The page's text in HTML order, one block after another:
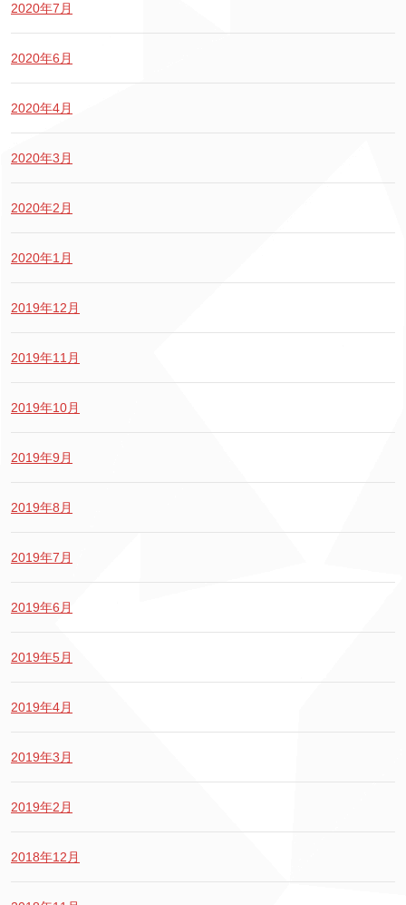
2020年7月
2020年6月
2020年4月
2020年3月
2020年2月
2020年1月
2019年12月
2019年11月
2019年10月
2019年9月
2019年8月
2019年7月
2019年6月
2019年5月
2019年4月
2019年3月
2019年2月
2018年12月